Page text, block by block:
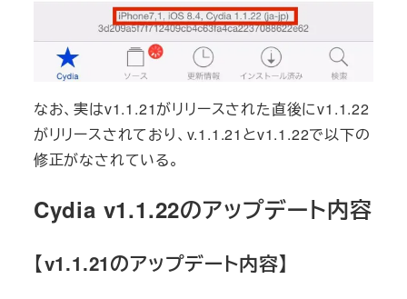
なお、実はv1.1.21がリリースされた直後にv1.1.22
がリリースされており、v.1.1.21とv1.1.22で以下の
修正がなされている。
Cydia v1.1.22のアップデート内容
【v1.1.21のアップデート内容】